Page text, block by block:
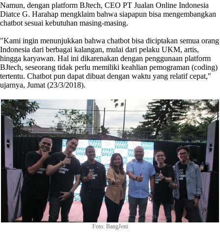
Namun, dengan platform BJtech, CEO PT Jualan Online Indonesia
Diatce G. Harahap mengklaim bahwa siapapun bisa mengembangkan
chatbot sesuai kebutuhan masing-masing.
"Kami ingin menunjukkan bahwa chatbot bisa diciptakan semua orang
Indonesia dari berbagai kalangan, mulai dari pelaku UKM, artis,
hingga karyawan. Hal ini dikarenakan dengan penggunaan platform
BJtech, seseorang tidak perlu memiliki keahlian pemograman (coding)
tertentu. Chatbot pun dapat dibuat dengan waktu yang relatif cepat,"
ujarnya, Jumat (23/3/2018).
Foto: BangJoni